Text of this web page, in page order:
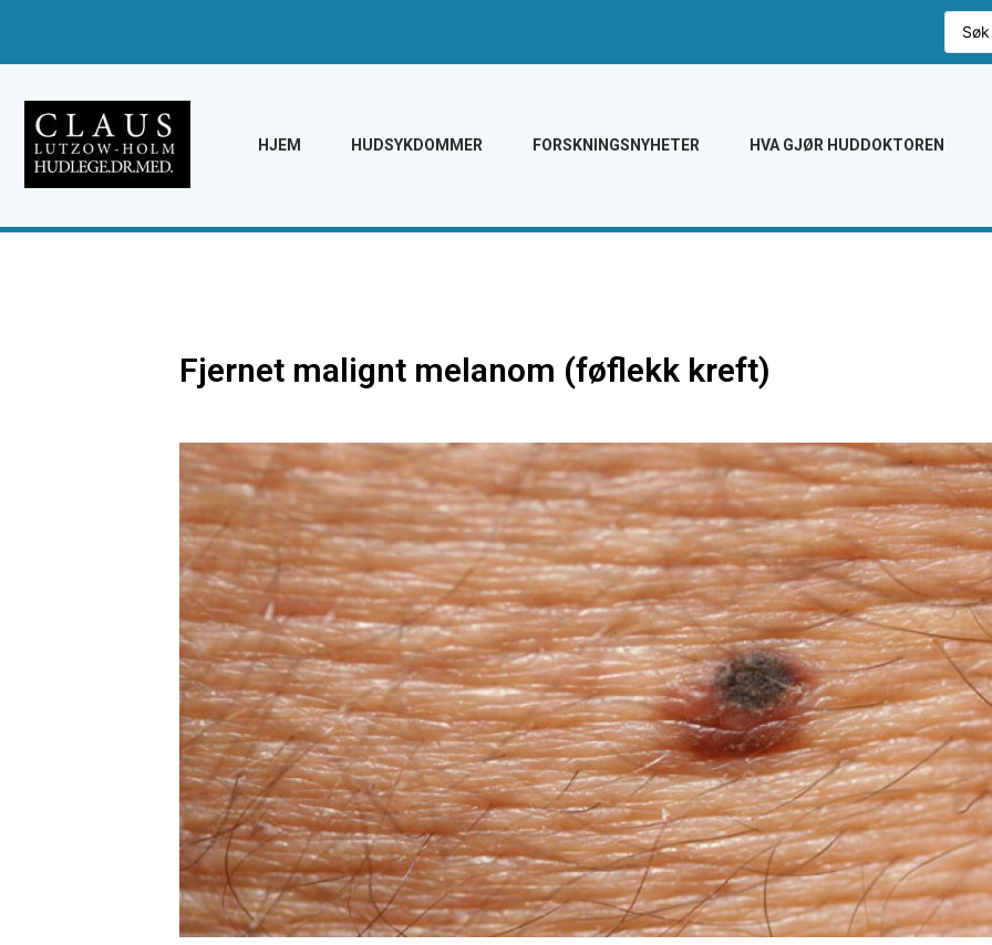
HJEM HUDSYKDOMMER FORSKNINGSNYHETER HVA GJØR HUDDOKTOREN
Fjernet malignt melanom (føflekk kreft)